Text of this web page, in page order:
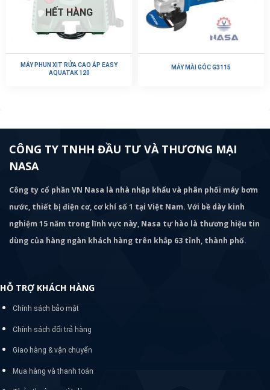
HẾT HÀNG
MÁY PHUN XỊT RỬA CAO ÁP EASY
AQUATAK 120
MÁY MÀI GÓC G3115
CÔNG TY TNHH ĐẦU TƯ VÀ THƯƠNG MẠI
NASA
Công ty cổ phần VN Nasa là nhà nhập khẩu và phân phối máy bơm
nước, thiết bị điện cơ, cơ khí số 1 tại Việt Nam. Với bề dày kinh
nghiệm 15 năm trong lĩnh vực này, Nasa tự hào là thương hiệu tin
dùng của hàng ngàn khách hàng trên khắp 63 tỉnh, thành phố.
HỖ TRỢ KHÁCH HÀNG
Chính sách bảo mật
Chính sách đổi trả hàng
Giao hàng & vận chuyển
Mua hàng và thanh toán